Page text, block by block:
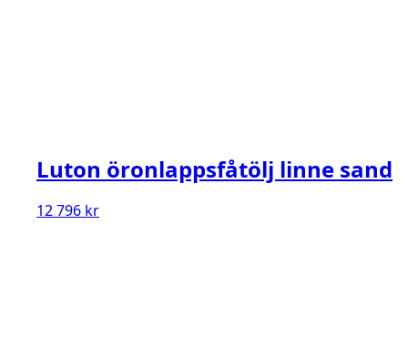
Luton öronlappsfåtölj linne sand
12 796 kr